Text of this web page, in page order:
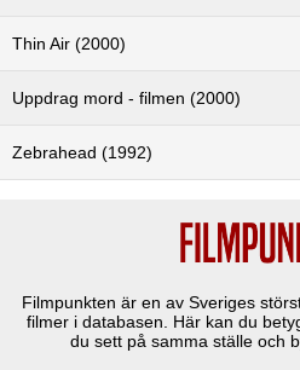
Thin Air (2000)
Uppdrag mord - filmen (2000)
Zebrahead (1992)
Filmpunkten är en av Sveriges
filmer i databasen. Här kan du
du sett på samma ställe och